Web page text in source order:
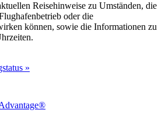
Reisehinweise zu Umständen, die
oder die
können, sowie die Informationen zu
This